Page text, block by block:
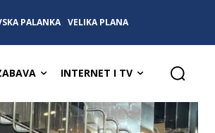
PALANKA VELIKA PLANA
INTERNET I TV